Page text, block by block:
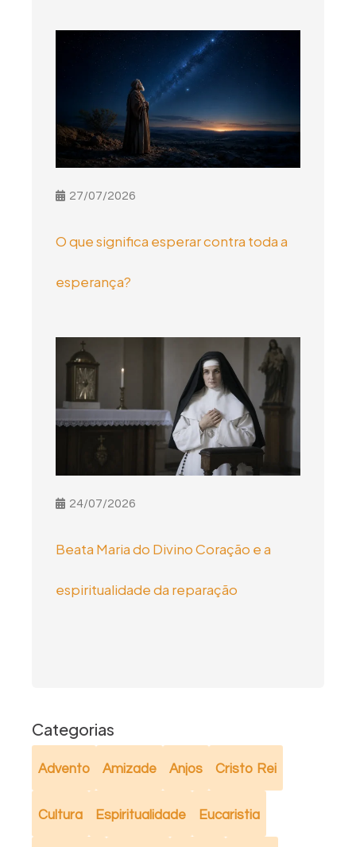
27/07/2026
O que significa esperar contra toda a
esperança?
24/07/2026
Beata Maria do Divino Coração e a
espiritualidade da reparação
Categorias
Advento Amizade Anjos Cristo Rei
Cultura Espiritualidade Eucaristia